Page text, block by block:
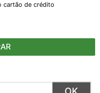
cartão de crédito